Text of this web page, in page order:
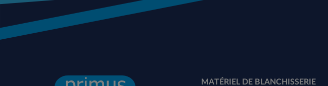
MATÉRIEL DE BLANCHISSERIE